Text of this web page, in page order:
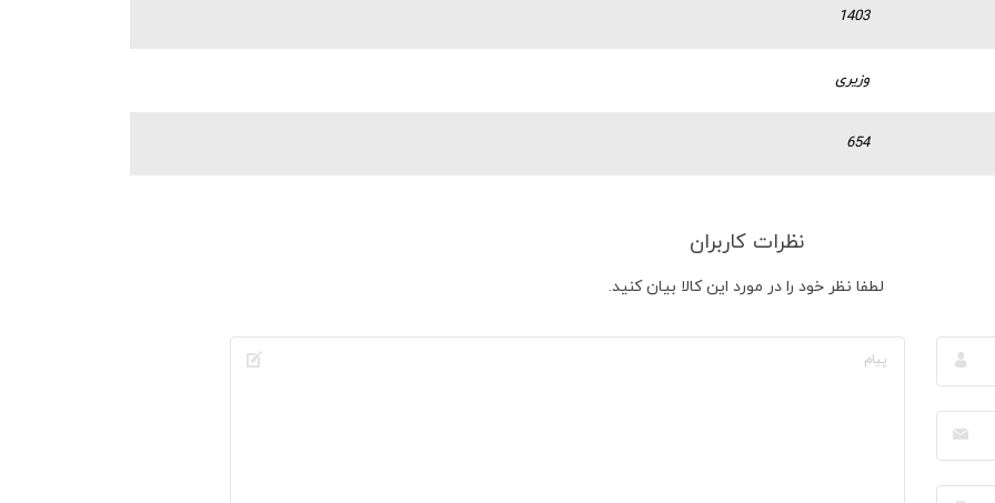
1403
وزیری
654
نظرات کاربران
لطفا نظر خود را در مورد این کالا بیان کنید.